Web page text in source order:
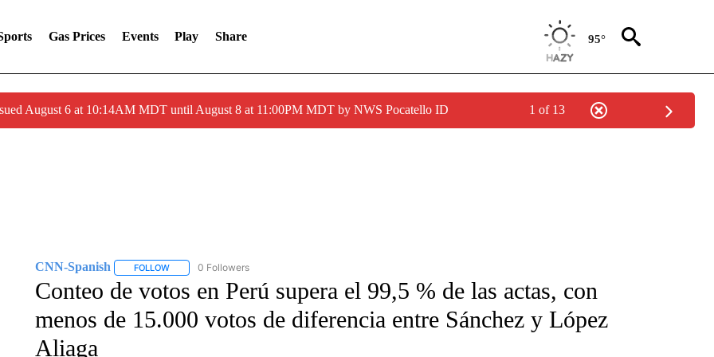
Gas Prices Events Play Share 95°
August 6 at 10:14AM MDT until August 8 at 11:00PM MDT by NWS Pocatello ID 1 of 13
CNN-Spanish FOLLOWFOLLOW "CNN-SPANISH" TO RECEIVE NOTIFICATIONS ABOUT NEW PAGES ON "CNN-SPANISH".
0 Followers
Conteo de votos en Perú supera el 99,5 % de las actas, con
menos de 15.000 votos de diferencia entre Sánchez y López
Aliaga